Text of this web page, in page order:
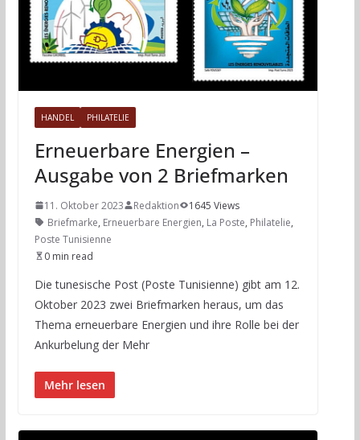
HANDEL PHILATELIE
Erneuerbare Energien –
Ausgabe von 2 Briefmarken
11. Oktober 2023 Redaktion
1645 Views
Briefmarke, Erneuerbare Energien, La Poste, Philatelie,
Poste Tunisienne
0 min read
Die tunesische Post (Poste Tunisienne) gibt am 12.
Oktober 2023 zwei Briefmarken heraus, um das
Thema erneuerbare Energien und ihre Rolle bei der
Ankurbelung der Mehr
Mehr lesen